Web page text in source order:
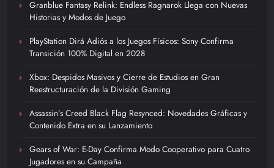
Granblue Fantasy Relink: Endless Ragnarok Llega con Nuevas
Historias y Modos de Juego
PlayStation Dirá Adiós a los Juegos Físicos: Sony Confirma
Transición 100% Digital en 2028
Xbox: Despidos Masivos y Cierre de Estudios en Gran
Reestructuración de la División Gaming
Assassin’s Creed Black Flag Resynced: Novedades Gráficas y
Contenido Extra en su Lanzamiento
Gears of War: E-Day Confirma Modo Cooperativo para Cuatro
Jugadores en su Campaña